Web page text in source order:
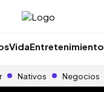
VidaEntretenimiento
Nativos Negocios